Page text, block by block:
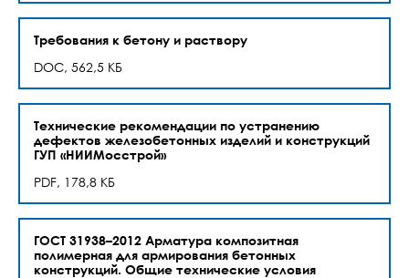
Требования к бетону и раствору
DOC, 562,5 КБ
Технические рекомендации по устранению
дефектов железобетонных изделий и конструкций
ГУП «НИИМосстрой»
PDF, 178,8 КБ
ГОСТ 31938–2012 Арматура композитная
полимерная для армирования бетонных
конструкций. Общие технические условия